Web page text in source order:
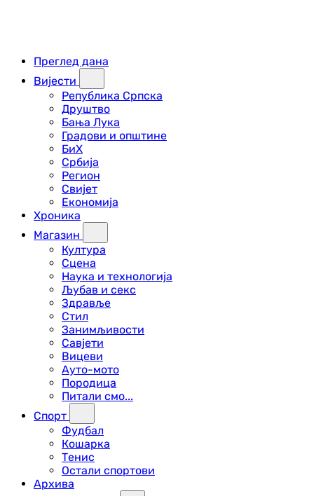
Преглед дана
Вијести
Република Српска
Друштво
Бања Лука
Градови и општине
БиХ
Србија
Регион
Свијет
Економија
Хроника
Магазин
Култура
Сцена
Наука и технологија
Љубав и секс
Здравље
Стил
Занимљивости
Савјети
Вицеви
Ауто-мото
Породица
Питали смо...
Спорт
Фудбал
Кошарка
Тенис
Остали спортови
Архива